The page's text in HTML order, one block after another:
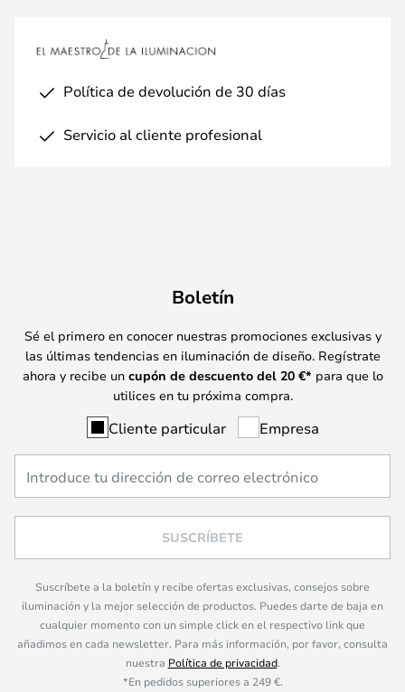
Política de devolución de 30 días
Servicio al cliente profesional
Boletín
Sé el primero en conocer nuestras promociones exclusivas y
las últimas tendencias en iluminación de diseño. Regístrate
ahora y recibe un cupón de descuento del 20 €* para que lo
utilices en tu próxima compra.
Cliente particular Empresa
SUSCRÍBETE
Suscríbete a la boletín y recibe ofertas exclusivas, consejos sobre
iluminación y la mejor selección de productos. Puedes darte de baja en
cualquier momento con un simple click en el respectivo link que
añadimos en cada newsletter. Para más información, por favor, consulta
nuestra Política de privacidad.
*En pedidos superiores a 249 €.